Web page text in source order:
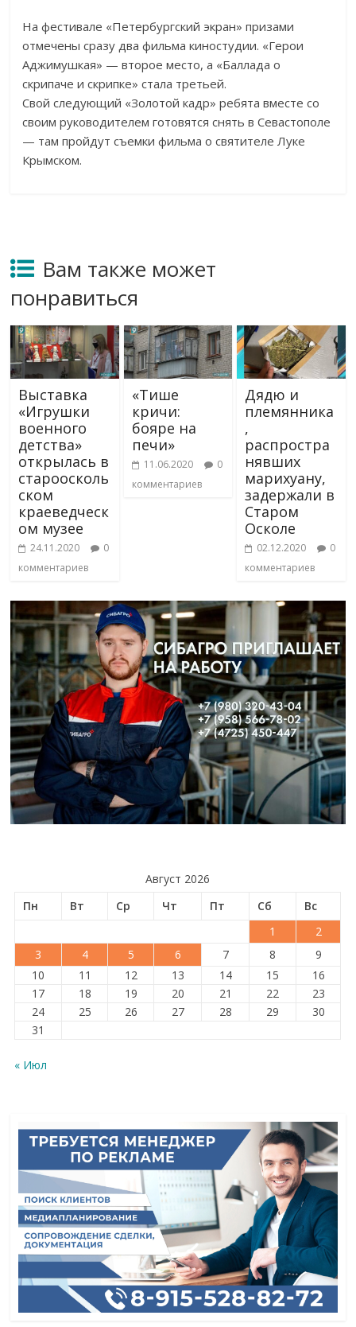
На фестивале «Петербургский экран» призами
отмечены сразу два фильма киностудии. «Герои
Аджимушкая» — второе место, а «Баллада о
скрипаче и скрипке» стала третьей.
Свой следующий «Золотой кадр» ребята вместе со
своим руководителем готовятся снять в Севастополе
— там пройдут съемки фильма о святителе Луке
Крымском.
Вам также может
понравиться
Выставка
«Игрушки
военного
детства»
открылась в
староосколь
ском
краеведческ
ом музее
24.11.2020
0
комментариев
«Тише
кричи:
бояре на
печи»
11.06.2020
0
комментариев
Дядю и
племянника
,
распростра
нявших
марихуану,
задержали в
Старом
Осколе
02.12.2020
0
комментариев
Август 2026
Пн
Вт Ср Чт Пт Сб
Вс
1
2
3
4 5 6 7 8
9
10
11 12 13 14 15
16
17
18 19 20 21 22
23
24
25 26 27 28 29
30
31
« Июл